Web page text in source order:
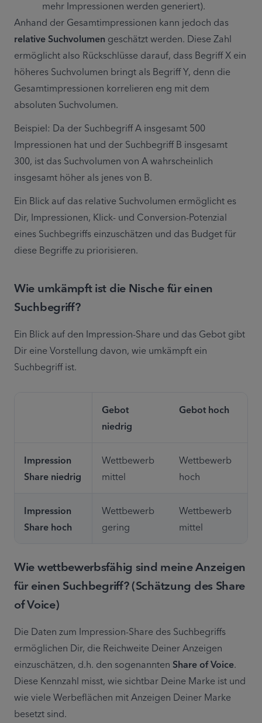
mehr Impressionen werden generiert).
relative Suchvolumen geschätzt werden. Diese Zahl
ermöglicht also Rückschlüsse darauf, dass Begriff X ein
höheres Suchvolumen bringt als Begriff Y, denn die
Gesamtimpressionen korrelieren eng mit dem
absoluten Suchvolumen.
Beispiel: Da der Suchbegriff A insgesamt 500
Impressionen hat und der Suchbegriff B insgesamt
300, ist das Suchvolumen von A wahrscheinlich
insgesamt höher als jenes von B.
Ein Blick auf das relative Suchvolumen ermöglicht es
Dir, Impressionen, Klick- und Conversion-Potenzial
eines Suchbegriffs einzuschätzen und das Budget für
diese Begriffe zu priorisieren.
Wie umkämpft ist die Nische für einen
Suchbegriff?
Ein Blick auf den Impression-Share und das Gebot gibt
Dir eine Vorstellung davon, wie umkämpft ein
Suchbegriff ist.
Gebot
niedrig
Gebot hoch
Impression
Share niedrig
Wettbewerb
mittel
Wettbewerb
hoch
Impression
Share hoch
Wettbewerb
gering
Wettbewerb
mittel
Wie wettbewerbsfähig sind meine Anzeigen
für einen Suchbegriff? (Schätzung des Share
of Voice)
Die Daten zum Impression-Share des Suchbegriffs
ermöglichen Dir, die Reichweite Deiner Anzeigen
einzuschätzen, d.h. den sogenannten Share of Voice.
Diese Kennzahl misst, wie sichtbar Deine Marke ist und
wie viele Werbeflächen mit Anzeigen Deiner Marke
besetzt sind.